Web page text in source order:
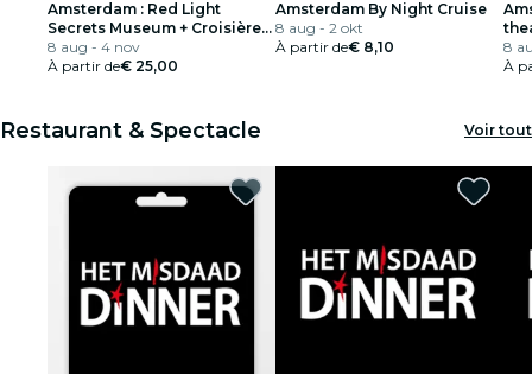
Amsterdam : Red Light
Secrets Museum + Croisière
sur les canaux
8 aug - 4 nov
À partir de€ 25,00
Amsterdam By Night Cruise
8 aug - 2 okt
À partir de€ 8,10
8
À
Restaurant & Spectacle Voir tout